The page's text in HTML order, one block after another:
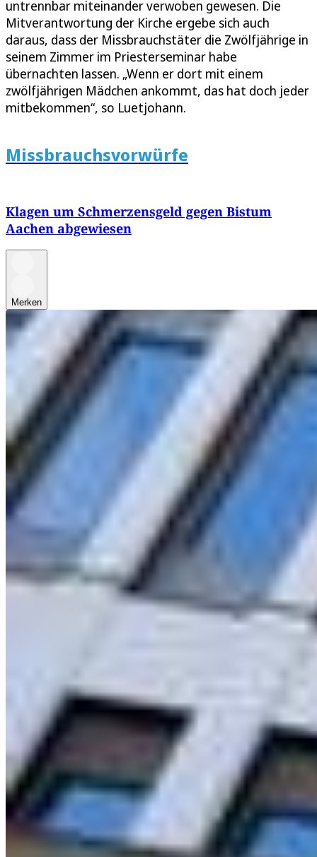
untrennbar miteinander verwoben gewesen. Die
Mitverantwortung der Kirche ergebe sich auch
daraus, dass der Missbrauchstäter die Zwölfjährige in
seinem Zimmer im Priesterseminar habe
übernachten lassen. „Wenn er dort mit einem
zwölfjährigen Mädchen ankommt, das hat doch jeder
mitbekommen“, so Luetjohann.
Missbrauchsvorwürfe
Klagen um Schmerzensgeld gegen Bistum
Aachen abgewiesen
Merken